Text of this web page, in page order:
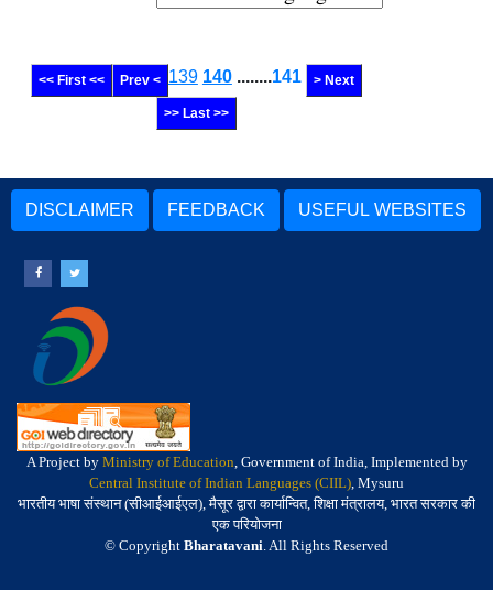
<< First << Prev < 139 140 ........141 > Next
>> Last >>
DISCLAIMER FEEDBACK USEFUL WEBSITES
A Project by Ministry of Education, Government of India, Implemented by
Central Institute of Indian Languages (CIIL), Mysuru
भारतीय भाषा संस्थान (सीआईआईएल), मैसूर द्वारा कार्यान्वित, शिक्षा मंत्रालय, भारत सरकार की
एक परियोजना
© Copyright Bharatavani. All Rights Reserved